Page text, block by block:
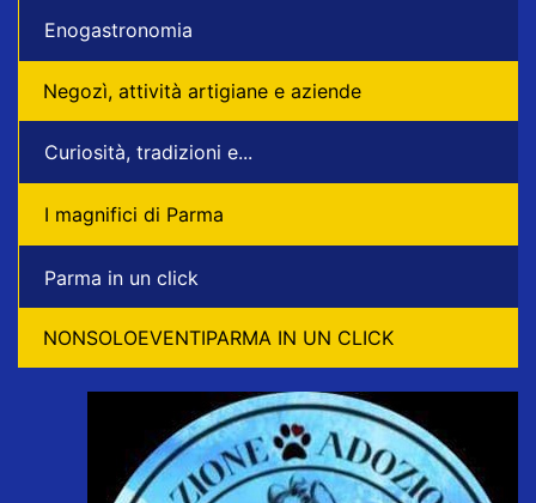
Enogastronomia
Negozì, attività artigiane e aziende
Curiosità, tradizioni e...
I magnifici di Parma
Parma in un click
NONSOLOEVENTIPARMA IN UN CLICK